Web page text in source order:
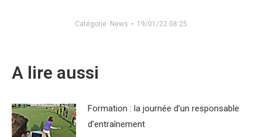
Catégorie News 19/01/22 08:25
A lire aussi
Formation : la journée d’un responsable
d’entraînement